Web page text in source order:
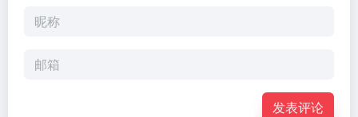
发表评论